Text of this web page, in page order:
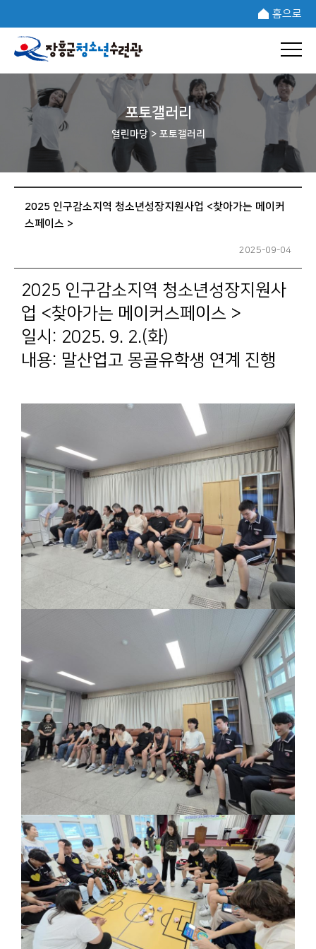
홈으로
포토갤러리
열린마당 > 포토갤러리
2025 인구감소지역 청소년성장지원사업 <찾아가는 메이커
스페이스 >
2025-09-04
2025 인구감소지역 청소년성장지원사
업 <찾아가는 메이커스페이스 >
일시: 2025. 9. 2.(화)
내용: 말산업고 몽골유학생 연계 진행